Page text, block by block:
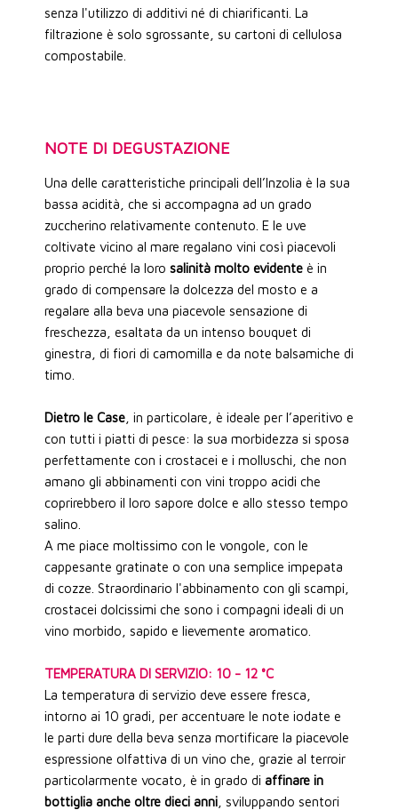
senza l'utilizzo di additivi né di chiarificanti. La
filtrazione è solo sgrossante, su cartoni di cellulosa
compostabile.
NOTE DI DEGUSTAZIONE
Una delle caratteristiche principali dell’Inzolia è la sua
bassa acidità, che si accompagna ad un grado
zuccherino relativamente contenuto. E le uve
coltivate vicino al mare regalano vini così piacevoli
proprio perché la loro salinità molto evidente è in
grado di compensare la dolcezza del mosto e a
regalare alla beva una piacevole sensazione di
freschezza, esaltata da un intenso bouquet di
ginestra, di fiori di camomilla e da note balsamiche di
timo.
Dietro le Case , in particolare, è ideale per l’aperitivo e
con tutti i piatti di pesce: la sua morbidezza si sposa
perfettamente con i crostacei e i molluschi, che non
amano gli abbinamenti con vini troppo acidi che
coprirebbero il loro sapore dolce e allo stesso tempo
salino.
A me piace moltissimo con le vongole, con le
cappesante gratinate o con una semplice impepata
di cozze. Straordinario l'abbinamento con gli scampi,
crostacei dolcissimi che sono i compagni ideali di un
vino morbido, sapido e lievemente aromatico.
TEMPERATURA DI SERVIZIO: 10 - 12 °C
La temperatura di servizio deve essere fresca,
intorno ai 10 gradi, per accentuare le note iodate e
le parti dure della beva senza mortificare la piacevole
espressione olfattiva di un vino che, grazie al terroir
particolarmente vocato, è in grado di affinare in
bottiglia anche oltre dieci anni , sviluppando sentori